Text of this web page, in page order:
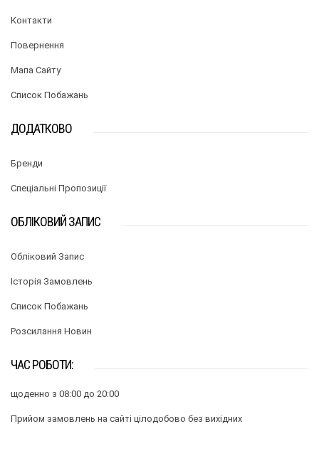
Контакти
Повернення
Мапа Сайту
Список Побажань
ДОДАТКОВО
Бренди
Спеціальні Пропозиції
ОБЛІКОВИЙ ЗАПИС
Обліковий Запис
Історія Замовлень
Список Побажань
Розсилання Новин
ЧАС РОБОТИ:
щоденно з 08:00 до 20:00
Прийом замовлень на сайті цілодобово без вихідних